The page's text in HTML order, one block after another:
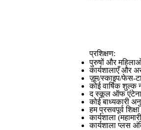
प्रशिक्षण:
पुरुषों और
कार्यशालाएँ और
ज़ूम/स्काइप/फेस-
कोई वार्षिक शुल्क
द स्कूल ऑफ
कोई बाध्यकारी
हम प्रसवपूर्व
कार्यशाला
कार्यशाला प्लस